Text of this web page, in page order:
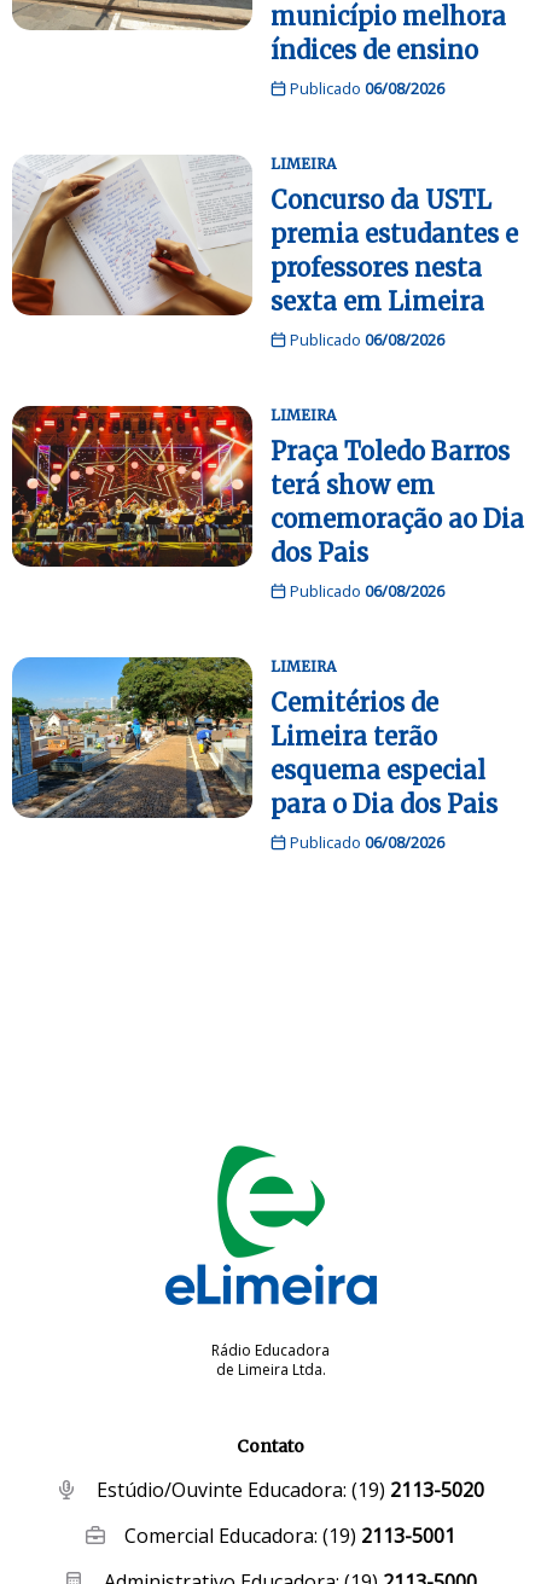
município melhora
índices de ensino
Publicado 06/08/2026
LIMEIRA
Concurso da USTL
premia estudantes e
professores nesta
sexta em Limeira
Publicado 06/08/2026
LIMEIRA
Praça Toledo Barros
terá show em
comemoração ao Dia
dos Pais
Publicado 06/08/2026
LIMEIRA
Cemitérios de
Limeira terão
esquema especial
para o Dia dos Pais
Publicado 06/08/2026
Rádio Educadora
de Limeira Ltda.
Contato
Estúdio/Ouvinte Educadora: (19) 2113-5020
Comercial Educadora:(19) 2113-5001